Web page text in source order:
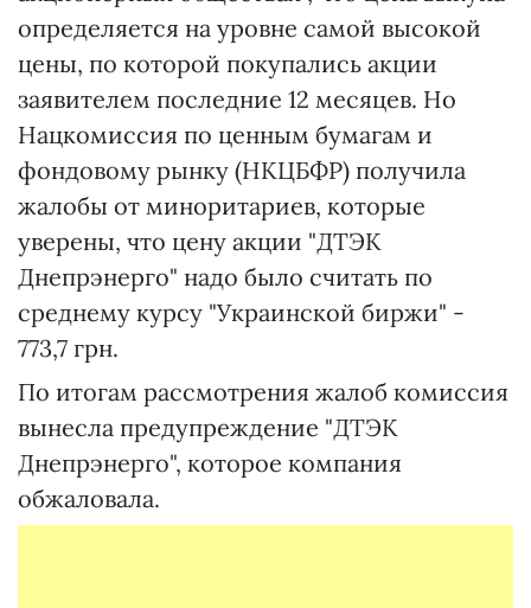
определяется на уровне самой высокой
цены, по которой покупались акции
заявителем последние 12 месяцев. Но
Нацкомиссия по ценным бумагам и
фондовому рынку (НКЦБФР) получила
жалобы от миноритариев, которые
уверены, что цену акции "ДТЭК
Днепрэнерго" надо было считать по
среднему курсу "Украинской биржи" -
773,7 грн.
По итогам рассмотрения жалоб комиссия
вынесла предупреждение "ДТЭК
Днепрэнерго", которое компания
обжаловала.